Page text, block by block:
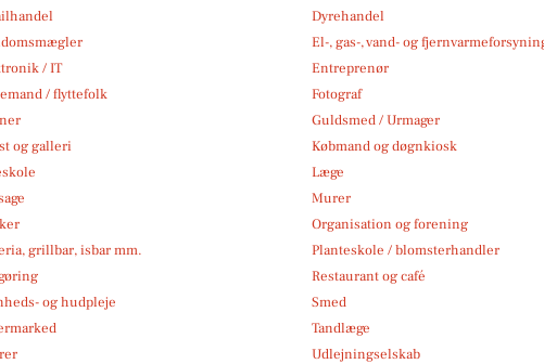
Dyrehandel
El-, gas-, vand- og
/ IT
Entreprenør
/ flyttefolk
Fotograf
Guldsmed / Urmager
og galleri
Købmand og døgnkiosk
Læge
Murer
Organisation og forening
grillbar, isbar mm.
Planteskole / blomsterhandler
Restaurant og café
og hudpleje
Smed
Tandlæge
Udlejningselskab